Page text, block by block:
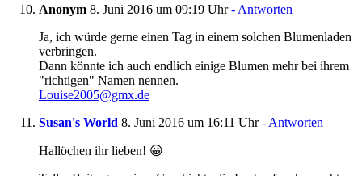
Anonym 8. Juni 2016 um 09:19 Uhr- Antworten
Ja, ich würde gerne einen Tag in einem solchen Blumenladen
verbringen.
Dann könnte ich auch endlich einige Blumen mehr bei ihrem
"richtigen" Namen nennen.
Louise2005@gmx.de
Susan's World 8. Juni 2016 um 16:11 Uhr- Antworten
Hallöchen ihr lieben! 😀